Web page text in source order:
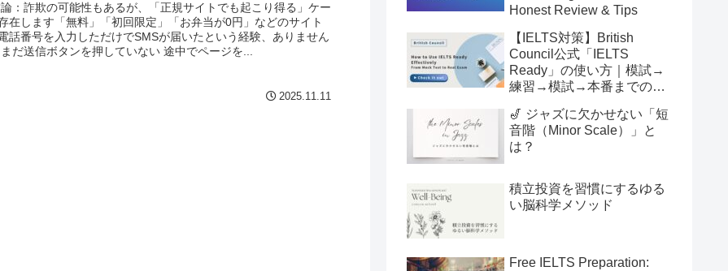
：詐欺の可能性もあるが、「正規サイトでも起こり得る」ケー
在します「無料」「初回限定」「お弁当が0円」などのサイト
話番号を入力しただけでSMSが届いたという経験、ありません
だ送信ボタンを押していない 途中でページを...
2025.11.11
Honest Review & Tips
【IELTS対策】British
Council公式「IELTS
Ready」の使い方｜模試→
練習→模試→本番までの活
🎷 ジャズに欠かせない「短
音階（Minor Scale）」と
は？
積立投資を習慣にするゆる
い脳科学メソッド
Free IELTS Preparation: